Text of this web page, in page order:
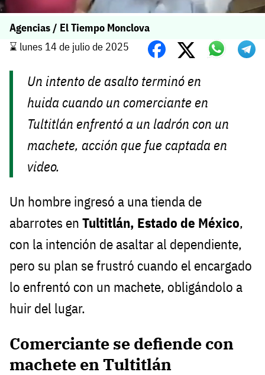
Agencias / El Tiempo Monclova
⌛️ lunes 14 de julio de 2025
Un intento de asalto terminó en
huida cuando un comerciante en
Tultitlán enfrentó a un ladrón con un
machete, acción que fue captada en
video.
Un hombre ingresó a una tienda de
abarrotes en Tultitlán, Estado de México,
con la intención de asaltar al dependiente,
pero su plan se frustró cuando el encargado
lo enfrentó con un machete, obligándolo a
huir del lugar.
Comerciante se defiende con
machete en Tultitlán